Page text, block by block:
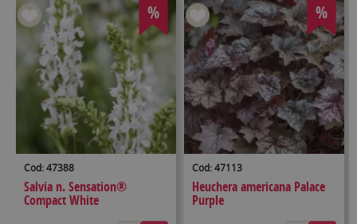
%
Cod: 47388
Salvia n. Sensation®
Compact White
%
Cod: 47113
Heuchera americana Palace
Purple